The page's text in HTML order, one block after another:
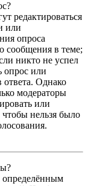
редактироваться
или
опроса
сообщения в теме;
никто не успел
опрос или
ответа. Однако
модераторы
или
чтобы нельзя было